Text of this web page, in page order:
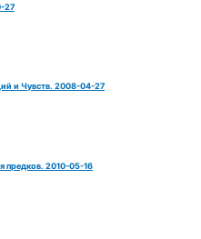
27
и Чувств. 2008-04-27
предков. 2010-05-16